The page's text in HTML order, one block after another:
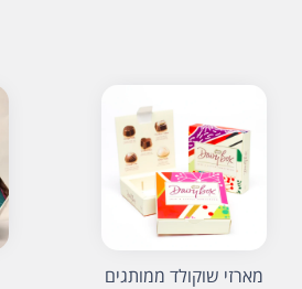
מארזי שוקולד ממותגים